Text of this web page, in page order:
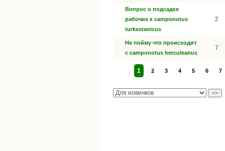
Вопрос о подсадке
рабочих к camponotus
turkestanicus
2
Не пойму что происходит
с camponotus herculeanus
7
1 2 3 4 5 6 7